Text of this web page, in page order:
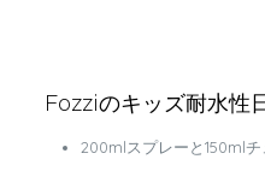
Fozziのキッズ耐水性
200mlスプレーと150ml